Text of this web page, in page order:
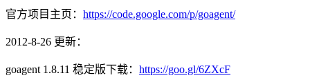
官方项目主页： https://code.google.com/p/goagent/
2012-8-26 更新：
goagent 1.8.11 稳定版下载： https://goo.gl/6ZXcF